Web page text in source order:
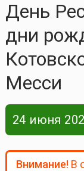
День
дни
Месси
24 июня
Внимание!В